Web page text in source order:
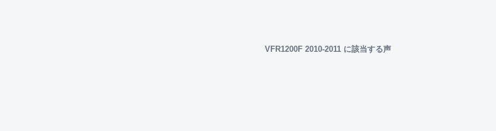
VFR1200F 2010-2011 に該当する声